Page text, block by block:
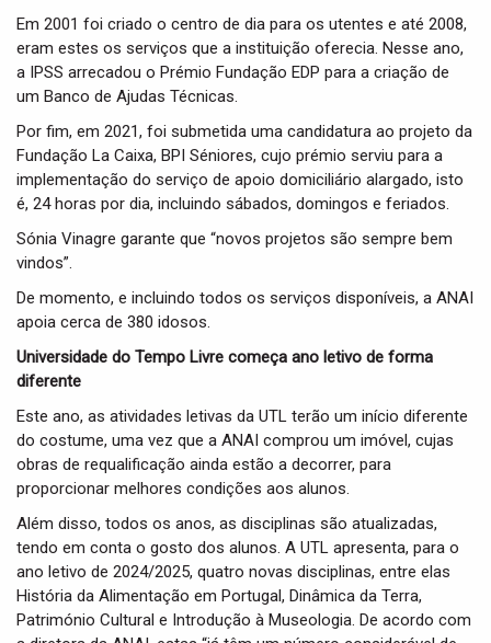
Em 2001 foi criado o centro de dia para os utentes e até 2008,
eram estes os serviços que a instituição oferecia. Nesse ano,
a IPSS arrecadou o Prémio Fundação EDP para a criação de
um Banco de Ajudas Técnicas.
Por fim, em 2021, foi submetida uma candidatura ao projeto da
Fundação La Caixa, BPI Séniores, cujo prémio serviu para a
implementação do serviço de apoio domiciliário alargado, isto
é, 24 horas por dia, incluindo sábados, domingos e feriados.
Sónia Vinagre garante que “novos projetos são sempre bem
vindos”.
De momento, e incluindo todos os serviços disponíveis, a ANAI
apoia cerca de 380 idosos.
Universidade do Tempo Livre começa ano letivo de forma
diferente
Este ano, as atividades letivas da UTL terão um início diferente
do costume, uma vez que a ANAI comprou um imóvel, cujas
obras de requalificação ainda estão a decorrer, para
proporcionar melhores condições aos alunos.
Além disso, todos os anos, as disciplinas são atualizadas,
tendo em conta o gosto dos alunos. A UTL apresenta, para o
ano letivo de 2024/2025, quatro novas disciplinas, entre elas
História da Alimentação em Portugal, Dinâmica da Terra,
Património Cultural e Introdução à Museologia. De acordo com